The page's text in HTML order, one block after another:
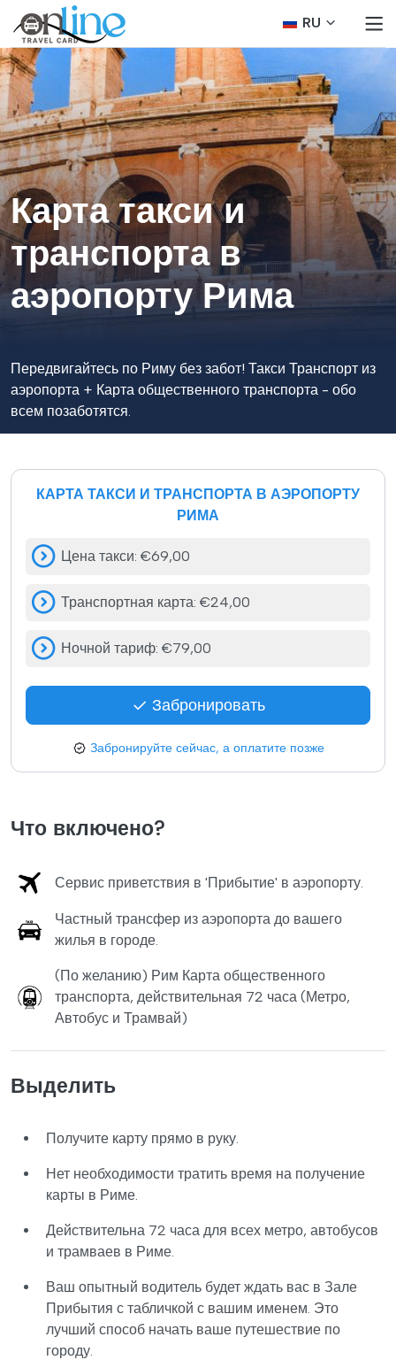
RU
Карта такси и
транспорта в
аэропорту Рима
Передвигайтесь по Риму без забот! Такси Транспорт из
аэропорта + Карта общественного транспорта - обо
всем позаботятся.
Что включено?
Сервис приветствия в 'Прибытие' в аэропорту.
Частный трансфер из аэропорта до вашего
жилья в городе.
(По желанию) Рим Карта общественного
транспорта, действительная 72 часа (Метро,
Автобус и Трамвай)
Выделить
Получите карту прямо в руку.
Нет необходимости тратить время на получение
карты в Риме.
Действительна 72 часа для всех метро, автобусов
и трамваев в Риме.
Ваш опытный водитель будет ждать вас в Зале
Прибытия с табличкой с вашим именем. Это
лучший способ начать ваше путешествие по
городу.
КАРТА ТАКСИ И ТРАНСПОРТА В АЭРОПОРТУ
РИМА
Цена такси: €69,00
Транспортная карта: €24,00
Ночной тариф: €79,00
Забронировать
Забронируйте сейчас, а оплатите позже